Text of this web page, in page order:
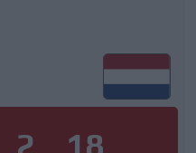
2 17